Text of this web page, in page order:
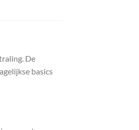
De
basics